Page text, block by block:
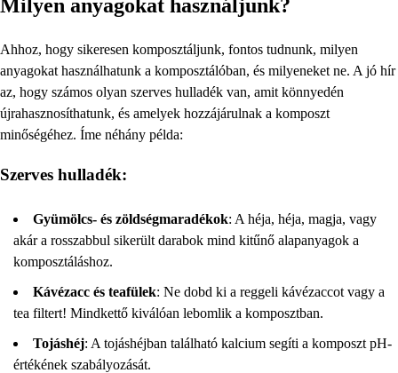
Milyen anyagokat használjunk?
Ahhoz, hogy sikeresen komposztáljunk, fontos tudnunk, milyen
anyagokat használhatunk a komposztálóban, és milyeneket ne. A jó hír
az, hogy számos olyan szerves hulladék van, amit könnyedén
újrahasznosíthatunk, és amelyek hozzájárulnak a komposzt
minőségéhez. Íme néhány példa:
Szerves hulladék:
Gyümölcs- és zöldségmaradékok: A héja, héja, magja, vagy
akár a rosszabbul sikerült darabok mind kitűnő alapanyagok a
komposztáláshoz.
Kávézacc és teafülek: Ne dobd ki a reggeli kávézaccot vagy a
tea filtert! Mindkettő kiválóan lebomlik a komposztban.
Tojáshéj: A tojáshéjban található kalcium segíti a komposzt pH-
értékének szabályozását.